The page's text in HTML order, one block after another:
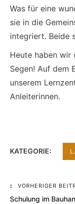
Was für eine
sie in die
integriert. Beide
Heute haben wir
Segen! Auf dem
unserem
Anleiterinnen.
KATEGORIE:
VORHERIGER
Schulung im